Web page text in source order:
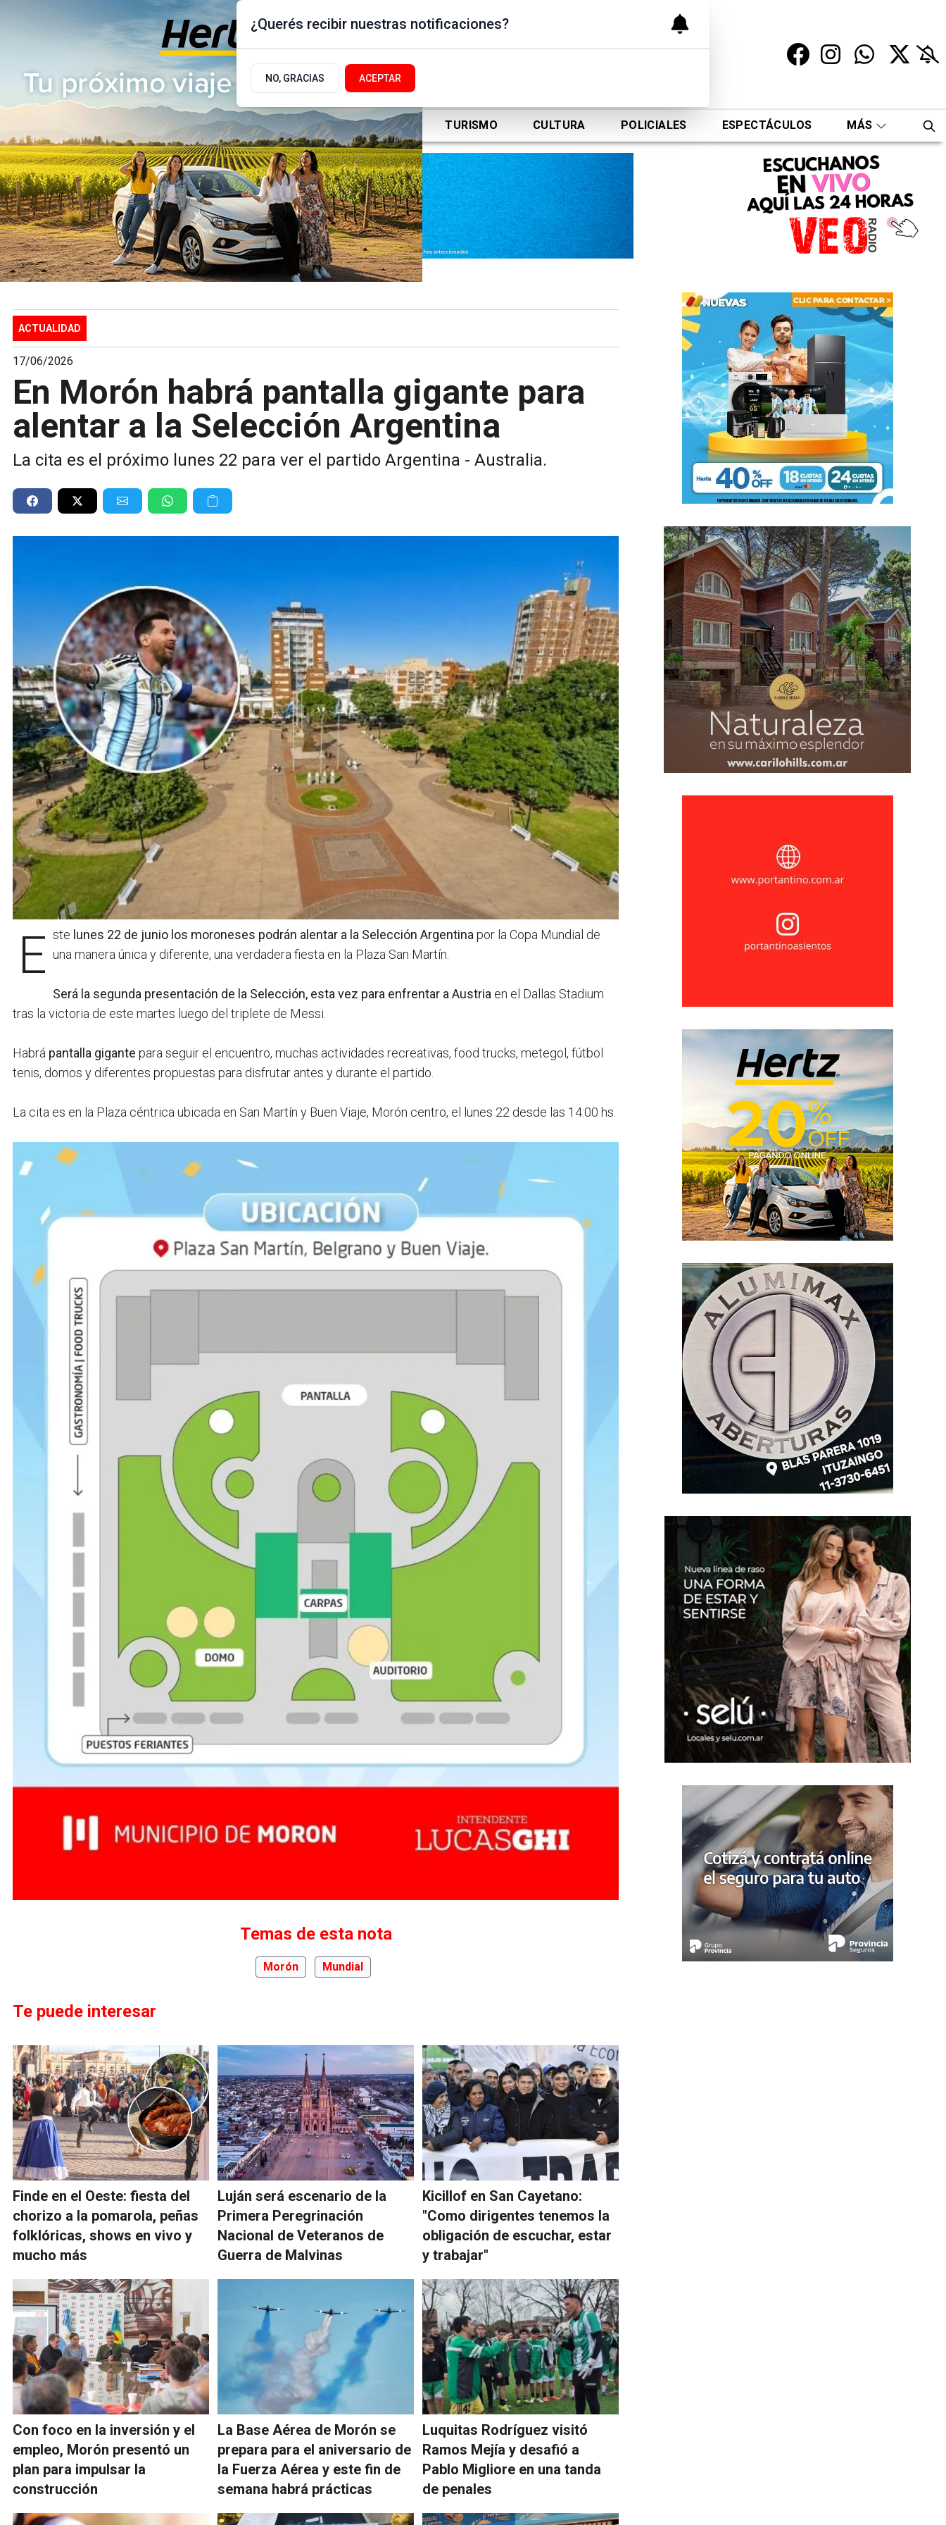
Sábado 8 de Agosto
de 2026
17.9ºc | Buenos Aires, AR
ACTUALIDAD POLÍTICA DEPORTES TURISMO CULTURA POLICIALES ESPECTÁCULOS MÁS
ACTUALIDAD
17/06/2026
En Morón habrá pantalla gigante para
alentar a la Selección Argentina
La cita es el próximo lunes 22 para ver el partido Argentina - Australia.
Este lunes 22 de junio los moroneses podrán alentar a la Selección Argentina por la Copa Mundial de
una manera única y diferente, una verdadera fiesta en la Plaza San Martín.
Será la segunda presentación de la Selección, esta vez para enfrentar a Austria en el Dallas Stadium
tras la victoria de este martes luego del triplete de Messi.
Habrá pantalla gigante para seguir el encuentro, muchas actividades recreativas, food trucks, metegol, fútbol
tenis, domos y diferentes propuestas para disfrutar antes y durante el partido.
La cita es en la Plaza céntrica ubicada en San Martín y Buen Viaje, Morón centro, el lunes 22 desde las 14:00 hs.
Temas de esta nota
Morón Mundial
Te puede interesar
Finde en el Oeste: fiesta del
chorizo a la pomarola, peñas
folklóricas, shows en vivo y
mucho más
Luján será escenario de la
Primera Peregrinación
Nacional de Veteranos de
Guerra de Malvinas
Kicillof en San Cayetano:
"Como dirigentes tenemos la
obligación de escuchar, estar
y trabajar"
Con foco en la inversión y el
empleo, Morón presentó un
plan para impulsar la
construcción
La Base Aérea de Morón se
prepara para el aniversario de
la Fuerza Aérea y este fin de
semana habrá prácticas
Luquitas Rodríguez visitó
Ramos Mejía y desafió a
Pablo Migliore en una tanda
de penales
¿Querés recibir nuestras notificaciones?
NO, GRACIAS ACEPTAR